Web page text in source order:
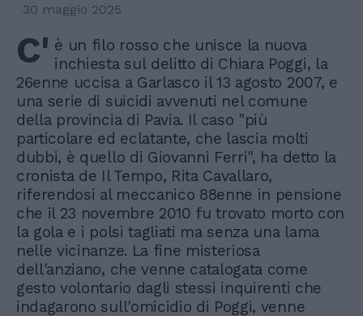
30 maggio 2025
C' è un filo rosso che unisce la nuova
inchiesta sul delitto di Chiara Poggi, la
26enne uccisa a Garlasco il 13 agosto 2007, e
una serie di suicidi avvenuti nel comune
della provincia di Pavia. Il caso "più
particolare ed eclatante, che lascia molti
dubbi, è quello di Giovanni Ferri", ha detto la
cronista de Il Tempo, Rita Cavallaro,
riferendosi al meccanico 88enne in pensione
che il 23 novembre 2010 fu trovato morto con
la gola e i polsi tagliati ma senza una lama
nelle vicinanze. La fine misteriosa
dell'anziano, che venne catalogata come
gesto volontario dagli stessi inquirenti che
indagarono sull'omicidio di Poggi, venne